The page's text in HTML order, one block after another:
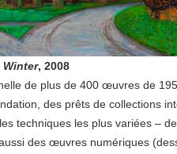
Winter, 2008
de plus de 400 œuvres de
des prêts de collections
techniques les plus variées –
des œuvres numériques